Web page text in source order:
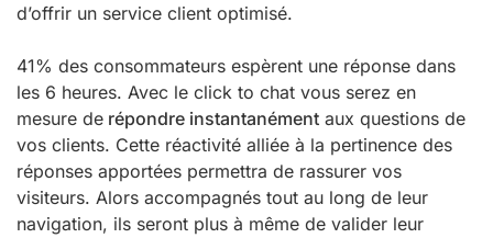
d’offrir un service client optimisé.
41% des consommateurs espèrent une réponse dans
les 6 heures. Avec le click to chat vous serez en
mesure de répondre instantanément aux questions de
vos clients. Cette réactivité alliée à la pertinence des
réponses apportées permettra de rassurer vos
visiteurs. Alors accompagnés tout au long de leur
navigation, ils seront plus à même de valider leur